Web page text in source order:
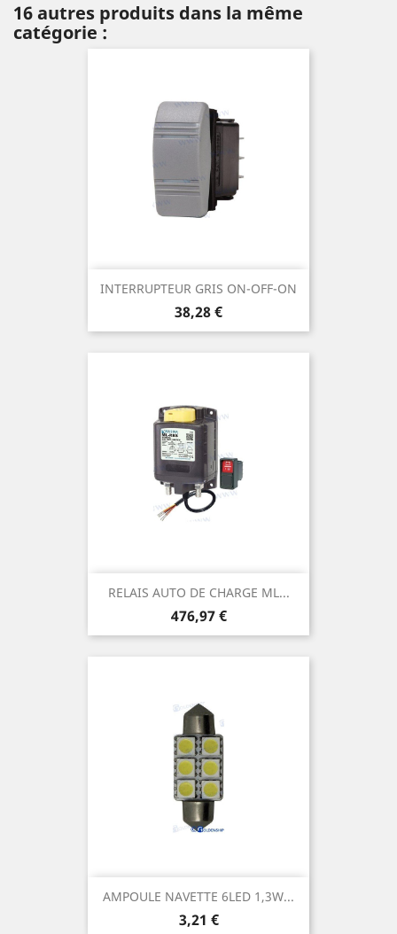
16 autres produits dans la même
catégorie :
INTERRUPTEUR GRIS ON-OFF-ON
Prix
38,28 €
RELAIS AUTO DE CHARGE ML...
Prix
476,97 €
AMPOULE NAVETTE 6LED 1,3W...
Prix
3,21 €